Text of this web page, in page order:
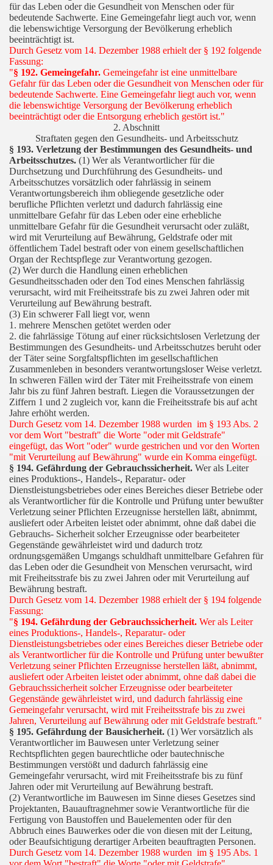
für das Leben oder die Gesundheit von Menschen oder für
bedeutende Sachwerte. Eine Gemeingefahr liegt auch vor, wenn
die lebenswichtige Versorgung der Bevölkerung erheblich
beeinträchtigt ist.
Durch Gesetz vom 14. Dezember 1988 erhielt der § 192 folgende
Fassung:
"§ 192. Gemeingefahr. Gemeingefahr ist eine unmittelbare
Gefahr für das Leben oder die Gesundheit von Menschen oder für
bedeutende Sachwerte. Eine Gemeingefahr liegt auch vor, wenn
die lebenswichtige Versorgung der Bevölkerung erheblich
beeinträchtigt oder die Entsorgung erheblich gestört ist."
2. Abschnitt
Straftaten gegen den Gesundheits- und Arbeitsschutz
§ 193. Verletzung der Bestimmungen des Gesundheits- und
Arbeitsschutzes. (1) Wer als Verantwortlicher für die
Durchsetzung und Durchführung des Gesundheits- und
Arbeitsschutzes vorsätzlich oder fahrlässig in seinem
Verantwortungsbereich ihm obliegende gesetzliche oder
berufliche Pflichten verletzt und dadurch fahrlässig eine
unmittelbare Gefahr für das Leben oder eine erhebliche
unmittelbare Gefahr für die Gesundheit verursacht oder zuläßt,
wird mit Verurteilung auf Bewährung, Geldstrafe oder mit
öffentlichem Tadel bestraft oder von einem gesellschaftlichen
Organ der Rechtspflege zur Verantwortung gezogen.
(2) Wer durch die Handlung einen erheblichen
Gesundheitsschaden oder den Tod eines Menschen fahrlässig
verursacht, wird mit Freiheitsstrafe bis zu zwei Jahren oder mit
Verurteilung auf Bewährung bestraft.
(3) Ein schwerer Fall liegt vor, wenn
1. mehrere Menschen getötet werden oder
2. die fahrlässige Tötung auf einer rücksichtslosen Verletzung der
Bestimmungen des Gesundheits- und Arbeitsschutzes beruht oder
der Täter seine Sorgfaltspflichten im gesellschaftlichen
Zusammenleben in besonders verantwortungsloser Weise verletzt.
In schweren Fällen wird der Täter mit Freiheitsstrafe von einem
Jahr bis zu fünf Jahren bestraft. Liegen die Voraussetzungen der
Ziffern 1 und 2 zugleich vor, kann die Freiheitsstrafe bis auf acht
Jahre erhöht werden.
Durch Gesetz vom 14. Dezember 1988 wurden im § 193 Abs. 2
vor dem Wort "bestraft" die Worte "oder mit Geldstrafe"
eingefügt, das Wort "oder" wurde gestrichen und vor den Worten
"mit Verurteilung auf Bewährung" wurde ein Komma eingefügt.
§ 194. Gefährdung der Gebrauchssicherheit. Wer als Leiter
eines Produktions-, Handels-, Reparatur- oder
Dienstleistungsbetriebes oder eines Bereiches dieser Betriebe oder
als Verantwortlicher für die Kontrolle und Prüfung unter bewußter
Verletzung seiner Pflichten Erzeugnisse herstellen läßt, abnimmt,
ausliefert oder Arbeiten leistet oder abnimmt, ohne daß dabei die
Gebrauchs- Sicherheit solcher Erzeugnisse oder bearbeiteter
Gegenstände gewährleistet wird und dadurch trotz
ordnungsgemäßen Umgangs schuldhaft unmittelbare Gefahren für
das Leben oder die Gesundheit von Menschen verursacht, wird
mit Freiheitsstrafe bis zu zwei Jahren oder mit Verurteilung auf
Bewährung bestraft.
Durch Gesetz vom 14. Dezember 1988 erhielt der § 194 folgende
Fassung:
"§ 194. Gefährdung der Gebrauchssicherheit. Wer als Leiter
eines Produktions-, Handels-, Reparatur- oder
Dienstleistungsbetriebes oder eines Bereiches dieser Betriebe oder
als Verantwortlicher für die Kontrolle und Prüfung unter bewußter
Verletzung seiner Pflichten Erzeugnisse herstellen läßt, abnimmt,
ausliefert oder Arbeiten leistet oder abnimmt, ohne daß dabei die
Gebrauchssicherheit solcher Erzeugnisse oder bearbeiteter
Gegenstände gewährleistet wird, und dadurch fahrlässig eine
Gemeingefahr verursacht, wird mit Freiheitsstrafe bis zu zwei
Jahren, Verurteilung auf Bewährung oder mit Geldstrafe bestraft."
§ 195. Gefährdung der Bausicherheit. (1) Wer vorsätzlich als
Verantwortlicher im Bauwesen unter Verletzung seiner
Rechtspflichten gegen baurechtliche oder bautechnische
Bestimmungen verstößt und dadurch fahrlässig eine
Gemeingefahr verursacht, wird mit Freiheitsstrafe bis zu fünf
Jahren oder mit Verurteilung auf Bewährung bestraft.
(2) Verantwortliche im Bauwesen im Sinne dieses Gesetzes sind
Projektanten, Bauauftragnehmer sowie Verantwortliche für die
Fertigung von Baustoffen und Bauelementen oder für den
Abbruch eines Bauwerkes oder die von diesen mit der Leitung,
oder Beaufsichtigung derartiger Arbeiten beauftragten Personen.
Durch Gesetz vom 14. Dezember 1988 wurden im § 195 Abs. 1